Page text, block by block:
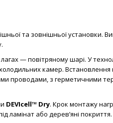
та зовнішньої установки.
— повітряному шарі. У
камер. Встановлення
проводами, з герметичними
DEVIcell™ Dry. Крок монтажу
ламінат або дерев’яні покриття.